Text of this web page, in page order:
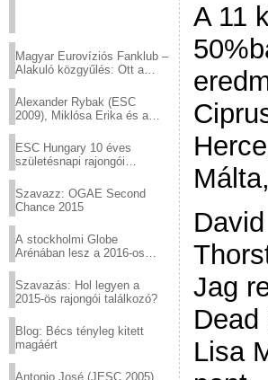
Magyar Eurovíziós Fanklub –
Alakuló közgyűlés: Ott a
Alexander Rybak (ESC
2009), Miklósa Erika és a
sztárjai a Margitszigeten
ESC Hungary 10 éves
születésnapi rajongói
Szavazz: OGAE Second
Chance 2015
A stockholmi Globe
Arénában lesz a 2016-os
Szavazás: Hol legyen a
2015-ös rajongói találkozó?
Blog: Bécs tényleg kitett
magáért
Antonio José (JESC 2005)
A 11
Jag
Lisa